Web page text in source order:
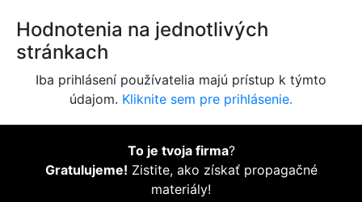
Hodnotenia na jednotlivých
stránkach
Iba prihlásení používatelia majú prístup k týmto
údajom. Kliknite sem pre prihlásenie.
To je tvoja firma?
Gratulujeme! Zistite, ako získať propagačné
materiály!